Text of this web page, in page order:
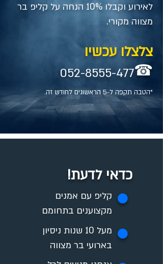
לאירוע וקבלו 10% הנחה על קליפ בר
מצווה מקורי.
צלצלו עכשיו
052-8555-477☎
*הטבה תקפה ל-5 הראשונים לחודש זה.
כדאי לדעת!
קליפ עם אמנים
מקצוענים בתחומם
✪
מעל 10 שנות ניסיון
בארועי בר מצווה
✪